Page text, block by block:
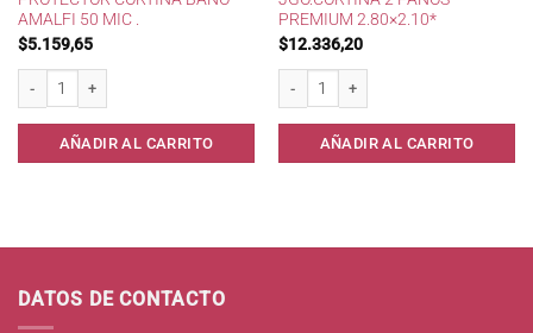
AMALFI 50 MIC .
$5.159,65
Protector Cortina Baño Amalfi 50 mic . cantidad
AÑADIR AL CARRITO
PREMIUM 2.80×2.10*
$12.336,20
Jgo.Cortina 2 Paños Premium
AÑADIR AL CARRITO
cantidad
DATOS DE CONTACTO